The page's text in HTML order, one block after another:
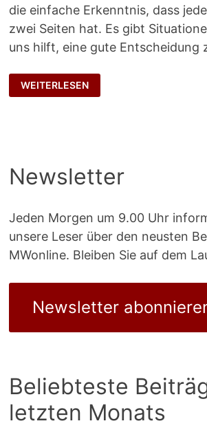
die einfache Erkenntnis, dass
zwei Seiten hat. Es gibt
uns hilft, eine gute Entscheidung
SELBSTREFERENZIELLE
LEGITIMATION
WEITERLESEN
Newsletter
Jeden Morgen um 9.00 Uhr
unsere Leser über den neusten
MWonline. Bleiben Sie auf dem
Newsletter
Beliebteste
letzten Monats